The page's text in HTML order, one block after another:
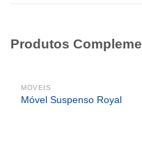
Produtos
MÓVEIS
Móvel Suspenso Royal